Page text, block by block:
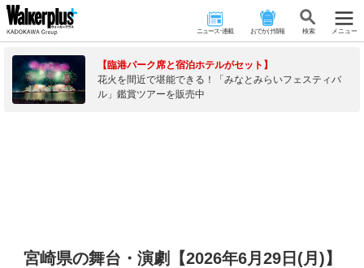
ニュース･連載 おでかけ情報 検 索 メニュー
【臨港パーク席と宿泊ホテルがセット】
花火を間近で堪能できる！「みなとみらいフェスティバ
ル」鑑賞ツアーを販売中
宮崎県の舞台・演劇【2026年6月29日(月)】